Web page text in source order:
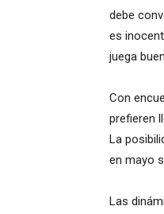
debe
es
juega
Con
prefieren
La
en mayo
Las